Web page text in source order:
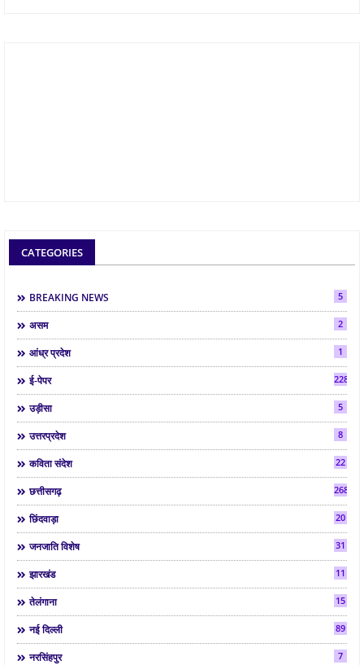
CATEGORIES
BREAKING NEWS 5
असम 2
आंध्र प्रदेश 1
ई-पेपर 2286
उड़ीसा 5
उत्तरप्रदेश 8
कविता संदेश 22
छत्तीसगढ़ 268
छिंदवाड़ा 20
जनजाति विशेष 31
झारखंड 11
तेलंगाना 15
नई दिल्ली 89
नरसिंहपुर 7